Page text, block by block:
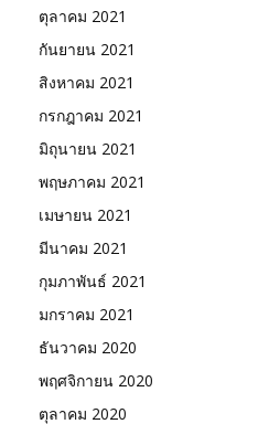
ตุลาคม 2021
กันยายน 2021
สิงหาคม 2021
กรกฎาคม 2021
มิถุนายน 2021
พฤษภาคม 2021
เมษายน 2021
มีนาคม 2021
กุมภาพันธ์ 2021
มกราคม 2021
ธันวาคม 2020
พฤศจิกายน 2020
ตุลาคม 2020